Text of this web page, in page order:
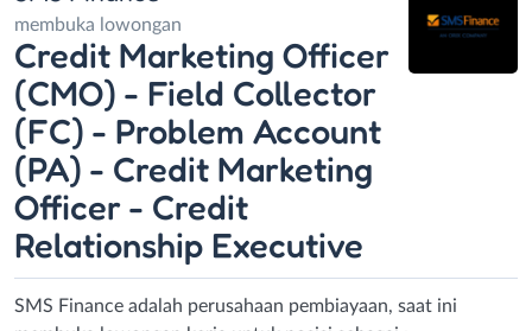
membuka lowongan
Credit Marketing Officer
(CMO) - Field Collector
(FC) - Problem Account
(PA) - Credit Marketing
Officer - Credit
Relationship Executive
SMS Finance adalah perusahaan pembiayaan, saat ini